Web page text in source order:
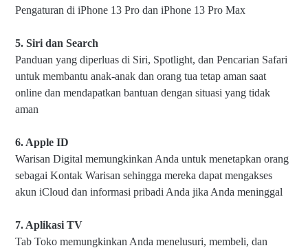
Pengaturan di iPhone 13 Pro dan iPhone 13 Pro Max
5. Siri dan Search
Panduan yang diperluas di Siri, Spotlight, dan Pencarian Safari
untuk membantu anak-anak dan orang tua tetap aman saat
online dan mendapatkan bantuan dengan situasi yang tidak
aman
6. Apple ID
Warisan Digital memungkinkan Anda untuk menetapkan orang
sebagai Kontak Warisan sehingga mereka dapat mengakses
akun iCloud dan informasi pribadi Anda jika Anda meninggal
7. Aplikasi TV
Tab Toko memungkinkan Anda menelusuri, membeli, dan